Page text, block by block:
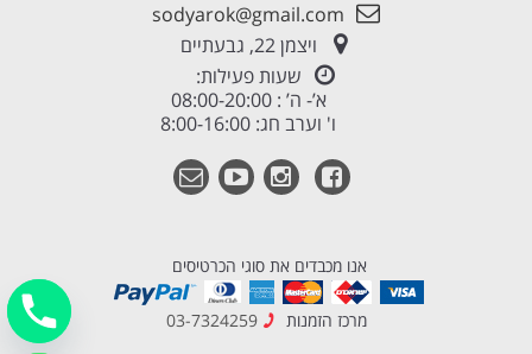
sodyarok@gmail.com
ויצמן 22, גבעתיים
שעות פעילות:
א’- ה’ : 08:00-20:00
ו' וערב חג: 8:00-16:00
אנו מכבדים את סוגי הכרטיסים
מרכז הזמנות 03-7324259